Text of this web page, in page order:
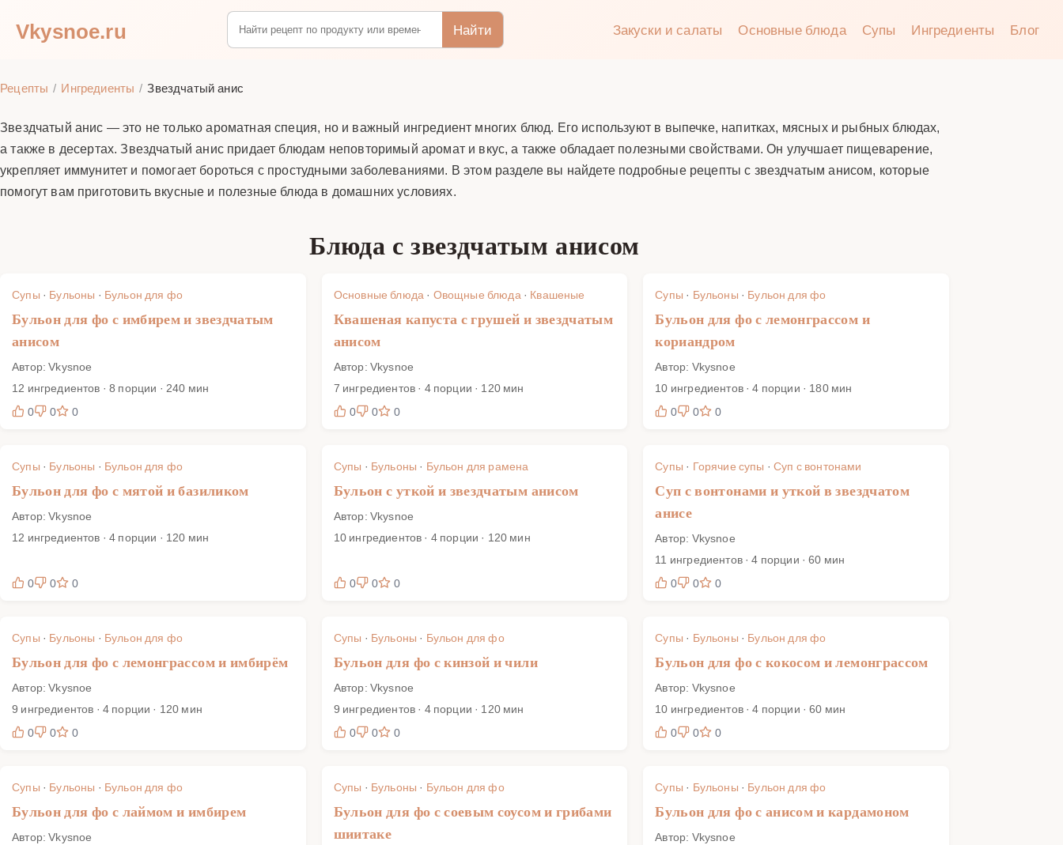
Vkysnoe.ru Найти Закуски и салаты Основные блюда Супы Ингредиенты Блог
Рецепты Ингредиенты Звездчатый анис
Звездчатый анис — это не только ароматная специя, но и важный ингредиент многих блюд. Его используют в выпечке, напитках, мясных и рыбных блюдах,
а также в десертах. Звездчатый анис придает блюдам неповторимый аромат и вкус, а также обладает полезными свойствами. Он улучшает пищеварение,
укрепляет иммунитет и помогает бороться с простудными заболеваниями. В этом разделе вы найдете подробные рецепты с звездчатым анисом, которые
помогут вам приготовить вкусные и полезные блюда в домашних условиях.
Блюда с звездчатым анисом
Супы · Бульоны · Бульон для фо
Бульон для фо с имбирем и звездчатым
анисом
Автор: Vkysnoe
12 ингредиентов · 8 порции · 240 мин
0
0 0
Основные блюда · Овощные блюда· Квашеные
Квашеная капуста с грушей и звездчатым
анисом
Автор: Vkysnoe
7 ингредиентов · 4 порции · 120 мин
0
0 0
Супы · Бульоны · Бульон для фо
Бульон для фо с лемонграссом и
кориандром
Автор: Vkysnoe
10 ингредиентов · 4 порции · 180 мин
0
0 0
Супы · Бульоны · Бульон для фо
Бульон для фо с мятой и базиликом
Автор: Vkysnoe
12 ингредиентов · 4 порции · 120 мин
0 0 0
Супы · Бульоны · Бульон для рамена
Бульон с уткой и звездчатым анисом
Автор: Vkysnoe
10 ингредиентов · 4 порции · 120 мин
0 0 0
Супы · Горячие супы ·Суп с вонтонами
Суп с вонтонами и уткой в звездчатом
анисе
Автор: Vkysnoe
11 ингредиентов · 4 порции · 60 мин
0
0 0
Супы · Бульоны · Бульон для фо
Бульон для фо с лемонграссом и имбирём
Автор: Vkysnoe
9 ингредиентов · 4 порции · 120 мин
0
0 0
Супы · Бульоны · Бульон для фо
Бульон для фо с кинзой и чили
Автор: Vkysnoe
9 ингредиентов · 4 порции · 120 мин
0
0 0
Супы · Бульоны · Бульон для фо
Бульон для фо с кокосом и лемонграссом
Автор: Vkysnoe
10 ингредиентов · 4 порции · 60 мин
0
0 0
Супы · Бульоны · Бульон для фо
Бульон для фо с лаймом и имбирем
Автор: Vkysnoe
Супы · Бульоны · Бульон для фо
Бульон для фо с соевым соусом и грибами
шиитаке
Супы · Бульоны · Бульон для фо
Бульон для фо с анисом и кардамоном
Автор: Vkysnoe